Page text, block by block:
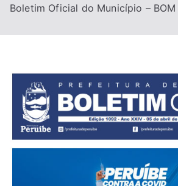
Boletim Oficial do Município –